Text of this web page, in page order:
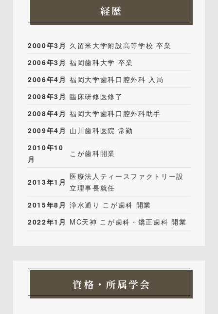
経歴
2000年3月 久留米大学附設高等学校 卒業
2006年3月 福岡歯科大学 卒業
2006年4月 福岡大学歯科口腔外科 入局
2008年3月 臨床研修医修了
2008年4月 福岡大学歯科口腔外科助手
2009年4月 山川歯科医院 常勤
2010年10
月
こが歯科開業
2013年1月
医療法人ティースファクトリー設
立理事長就任
2015年8月 浄水通り こが歯科 開業
2022年1月 MC天神 こが歯科・矯正歯科 開業
資格・所属学会